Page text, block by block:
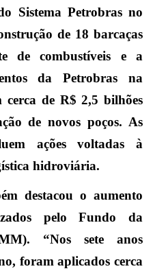
Sistema Petrobras no
de 18 barcaças
de combustíveis e a
da Petrobras na
de R$ 2,5 bilhões
de novos poços. As
ações voltadas à
hidroviária.
destacou o aumento
pelo Fundo da
“Nos sete anos
foram aplicados cerca